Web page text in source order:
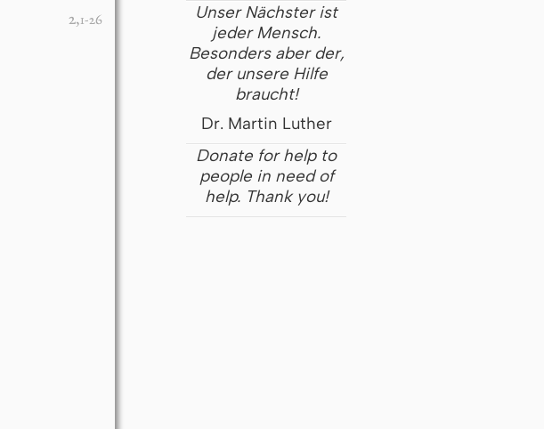
2,1-26
Unser Nächster ist
jeder Mensch.
Besonders aber der,
der unsere Hilfe
braucht!
Dr. Martin Luther
Donate for help to
people in need of
help. Thank you!